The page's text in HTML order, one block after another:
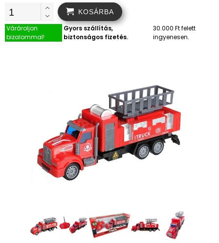
KOSÁRBA
Várároljon
bizalommal!
Gyors szállítás,
biztonságos fizetés.
30.000 Ft felett
ingyenesen.